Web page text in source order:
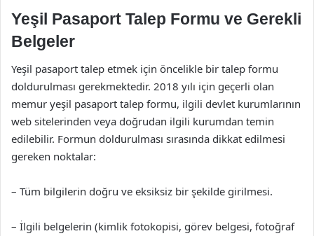
Yeşil Pasaport Talep Formu ve Gerekli
Belgeler
Yeşil pasaport talep etmek için öncelikle bir talep formu
doldurulması gerekmektedir. 2018 yılı için geçerli olan
memur yeşil pasaport talep formu, ilgili devlet kurumlarının
web sitelerinden veya doğrudan ilgili kurumdan temin
edilebilir. Formun doldurulması sırasında dikkat edilmesi
gereken noktalar:
– Tüm bilgilerin doğru ve eksiksiz bir şekilde girilmesi.
– İlgili belgelerin (kimlik fotokopisi, görev belgesi, fotoğraf